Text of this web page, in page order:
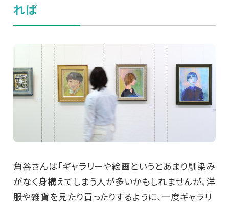
れば
角谷さんは「ギャラリーや絵画というとあまり馴染み
がなく身構えてしまう人が多いかもしれませんが、洋
服や雑貨を見たり買ったりするように、一度ギャラリ